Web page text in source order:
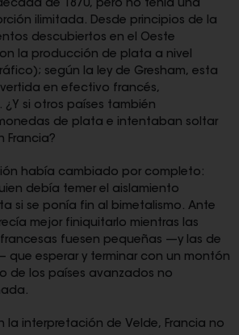
de 1870, pero no tenía una
ilimitada. Desde principios de la
descubiertos en el Oeste
la producción de plata a nivel
según la ley de Gresham, esta
en efectivo francés,
si otros países también
de plata e intentaban soltar
Francia?
había cambiado por completo:
debía temer el aislamiento
si se ponía fin al bimetalismo. Ante
mejor finiquitarlo mientras las
fuesen pequeñas —y las de
que esperar y terminar con un montón
de los países avanzados no
la interpretación de Velde, Francia no